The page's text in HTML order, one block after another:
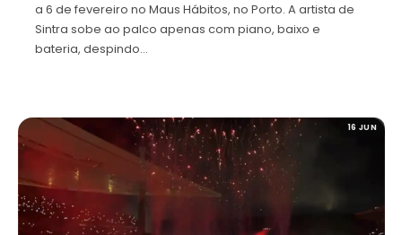
a 6 de fevereiro no Maus Hábitos, no Porto. A artista de
Sintra sobe ao palco apenas com piano, baixo e
bateria, despindo…
16 JUN